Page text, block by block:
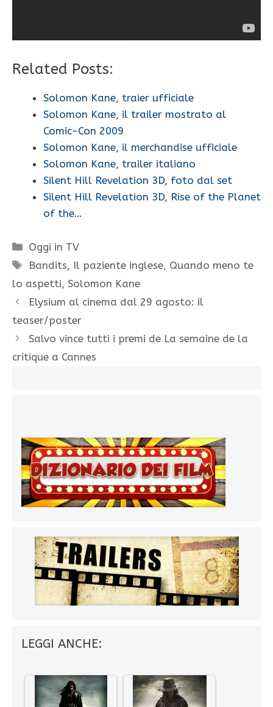
Related Posts:
Solomon Kane, traier ufficiale
Solomon Kane, il trailer mostrato al
Comic-Con 2009
Solomon Kane, il merchandise ufficiale
Solomon Kane, trailer italiano
Silent Hill Revelation 3D, foto dal set
Silent Hill Revelation 3D, Rise of the Planet
of the…
Categorie
Oggi in TV
Tag
Bandits, Il paziente inglese, Quando meno te
lo aspetti, Solomon Kane
Elysium al cinema dal 29 agosto: il
teaser/poster
Salvo vince tutti i premi de La semaine de la
critique a Cannes
LEGGI ANCHE: